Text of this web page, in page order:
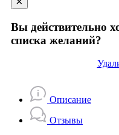
Вы действительно
списка желаний?
Описание
Отзывы